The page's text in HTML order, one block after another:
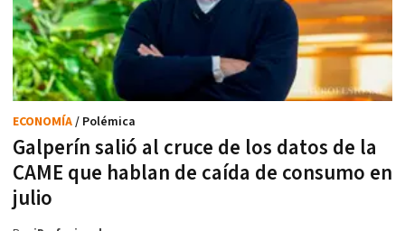
Galperín salió al cruce de los datos de la
CAME que hablan de caída de consumo en
julio
ECONOMÍA/ Polémica